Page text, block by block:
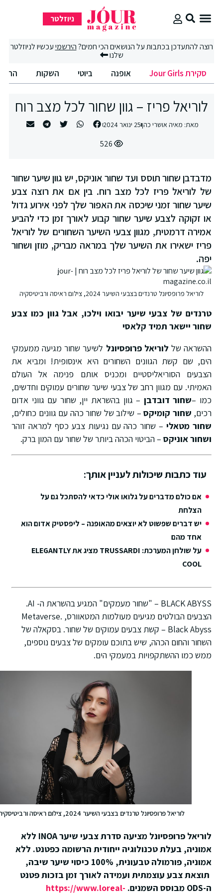
ניוזלטר
רוצה להתעדכן בכתבות על הנושאים הכי חמים?הירשמיעכשיו לניוזלטר
שלנו
סקירת Jour Girls אופנה ביוטי השקות החיים
לוריאל פריז – גוון שחור לכל מצב רוח
מאת:מאיה אושרי כהן25 ינואר 2024
526
מדבדבן שחור תוסס ועד שחור אוניקס, יש גוון שיער שחור
של לוריאל פריז לכל מצב רוח. בין אם את רוצה צבע
שיער שחור זמני שיכסה את האפור שלך לפני אירוע גדול
או זקוקה לצבע שיער שחור קבוע לאורך זמן כדי להביע
אמירה דרמטית, מגוון צבעי השיער השחורים של לוריאל
פריז ישאירו את השיער שלך במראה מבריק, מוזן ושחור
יפה.
לוריאל פרופסיונל טרנדים בצבעי השיער 2024, צילום ראיסה ורביטיסקיה
טרנדים של צבעי שיער יבואו וילכו, אבל גוון כמו צבע
שחור יישאר תמיד קלאסי
ההשראה שללוריאל פרופסיונללשיער שחור מגיעה ממעמקי
הים, שם קשת הגוונים השחורים היא אינסופית! ומביא את
הצבעים הסוריאליסטיים ומכניס אותם פנימה אל העולם
האמיתי. עם מגוון רחב של צבעי שיער שחורים עמוקים וחדשים,
כמו –שחור דובדבן– גוון בהשראת יין, שחור עם גווני אדום
רכים,שחור קומיקס– שילוב של שחור כהה עם גוונים כחולים,
שחור מטאלי– שחור כהה עם נגיעות צבע כסף למראה זוהר
ושחור אוניקס– הביטוי הכהה ביותר של שחור עם המון ברק.
עוד כתבות שיכולות לעניין אותך:
אם כולם מדברים על גלואו אולי כדאי להסתכל גם על
הצלחת
יש דברים שפשוט לא יוצאים מהאופנה – ליפסטיק אדום הוא
אחד מהם
על שולחן המערכת: TRUSSARDI מציג את ELEGANTLY
COOL
הצבעים הבולטים מגיעים מעולמות המטאוורס, Metaverse.
Black Abyss – קשת צבעים עמוקים של שחור. בסקאלה של
השחור והחום הכהה, שיש בתוכם עומקים של צבעים נוספים,
ממש כמו ההשתקפויות במעמקי הים.
לוריאל פרופסיונל טרנדים בצבעי השיער 2024, צילום ראיסה ורביטיסקיה
לוריאל פרופסיונל מציעה סדרת צבעי שיער INOA ללא
אמוניה, בעלת טכנולוגיה ייחודית הרשומה כפטנט. ללא
אמוניה, פורמולה טבעונית, 100% כיסוי שיער שיבה,
תוצאת צבע עוצמתית ועמידה לאורך זמן בזכות פטנט
https://www.loreal-